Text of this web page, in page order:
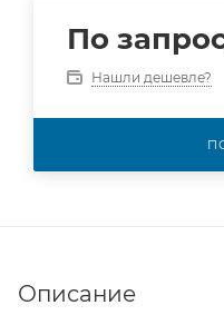
По
Нашли дешевле?
Описание